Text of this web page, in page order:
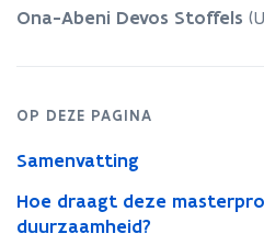
Impacts
Ona-Abeni Devos Stoffels
OP DEZE PAGINA
Samenvatting
Hoe draagt deze
duurzaamheid?